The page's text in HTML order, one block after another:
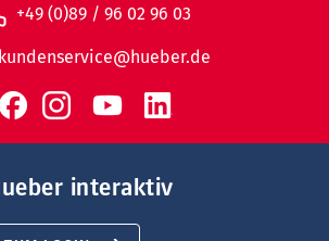
+49 (0)89 / 96 02 96 03
kundenservice@hueber.de
interaktiv